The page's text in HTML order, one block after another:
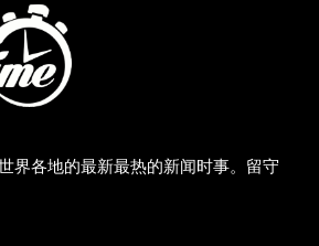
界各地的最新最热的新闻时事。留守